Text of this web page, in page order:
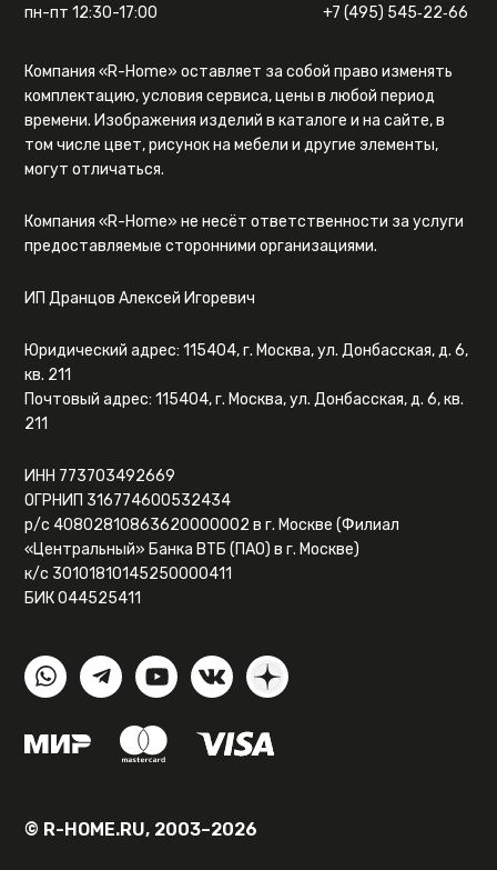
пн-пт 12:30-17:00
+7 (495) 545‑22‑66
Компания «R-Home» оставляет за собой право изменять
комплектацию, условия сервиса, цены в любой период
времени. Изображения изделий в каталоге и на сайте, в
том числе цвет, рисунок на мебели и другие элементы,
могут отличаться.
Компания «R-Home» не несёт ответственности за услуги
предоставляемые сторонними организациями.
ИП Дранцов Алексей Игоревич
Юридический адрес: 115404, г. Москва, ул. Донбасская, д. 6,
кв. 211
Почтовый адрес: 115404, г. Москва, ул. Донбасская, д. 6, кв.
211
ИНН 773703492669
ОГРНИП 316774600532434
р/с 40802810863620000002 в г. Москве (Филиал
«Центральный» Банка ВТБ (ПАО) в г. Москве)
к/с 30101810145250000411
БИК 044525411
© R-HOME.RU, 2003–2026